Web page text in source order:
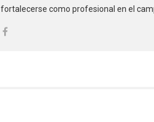
fortalecerse como profesional en el